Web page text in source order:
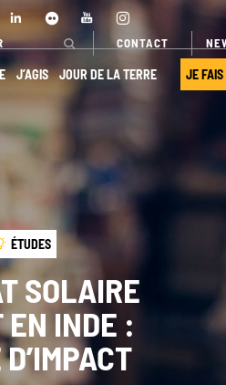
CONTACT
J’AGIS JOUR DE LA TERRE JE FAIS
NOS ACTIONS
Pays
d’intervention
Nos
expertises
Offres de
services
ÉTUDES
SOLAIRE
EN INDE :